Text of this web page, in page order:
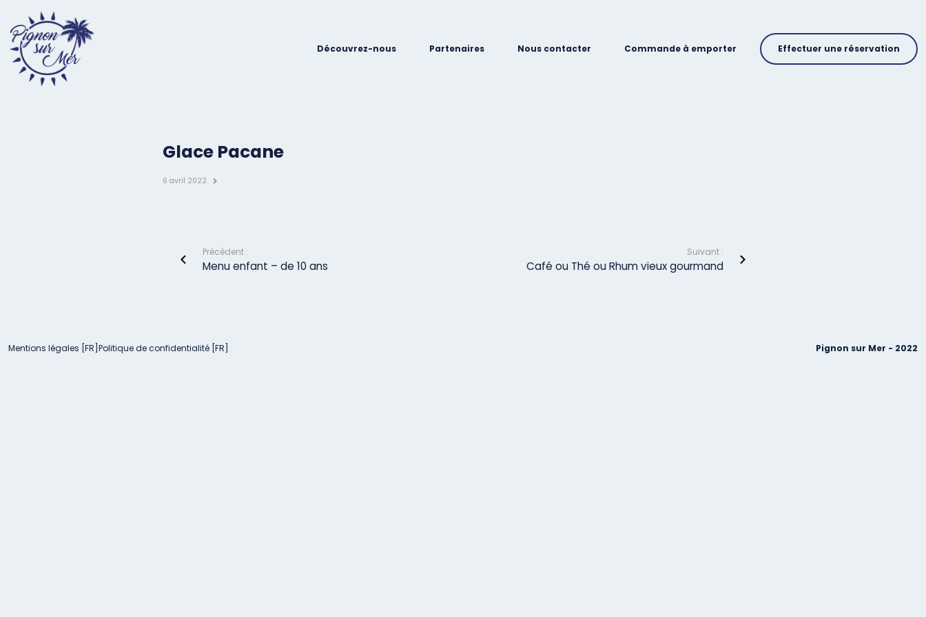
Découvrez-nous Partenaires Nous contacter Commande à emporter Effectuer une réservation
Glace Pacane
6 avril 2022
Précédent :
Menu enfant – de 10 ans
Suivant :
Café ou Thé ou Rhum vieux gourmand
Mentions légales [FR] Politique de confidentialité [FR] Pignon sur Mer - 2022